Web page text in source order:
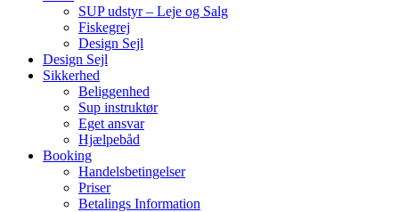
SUP udstyr – Leje og Salg
Fiskegrej
Design Sejl
Design Sejl
Sikkerhed
Beliggenhed
Sup instruktør
Eget ansvar
Hjælpebåd
Booking
Handelsbetingelser
Priser
Betalings Information